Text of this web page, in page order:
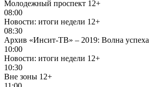
Молодежный проспект 12+
08:00
Новости: итоги недели 12+
08:30
Архив «Инсит-ТВ» – 2019: Волна успеха
10:00
Новости: итоги недели 12+
10:30
Вне зоны 12+